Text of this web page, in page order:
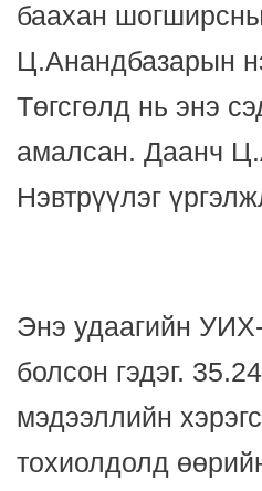
баахан
Ц.Анандбазарын
Төгсгөлд нь энэ
амалсан. Даанч
Нэвтрүүлэг
Энэ удаагийн
болсон гэдэг.
мэдээллийн
тохиолдолд